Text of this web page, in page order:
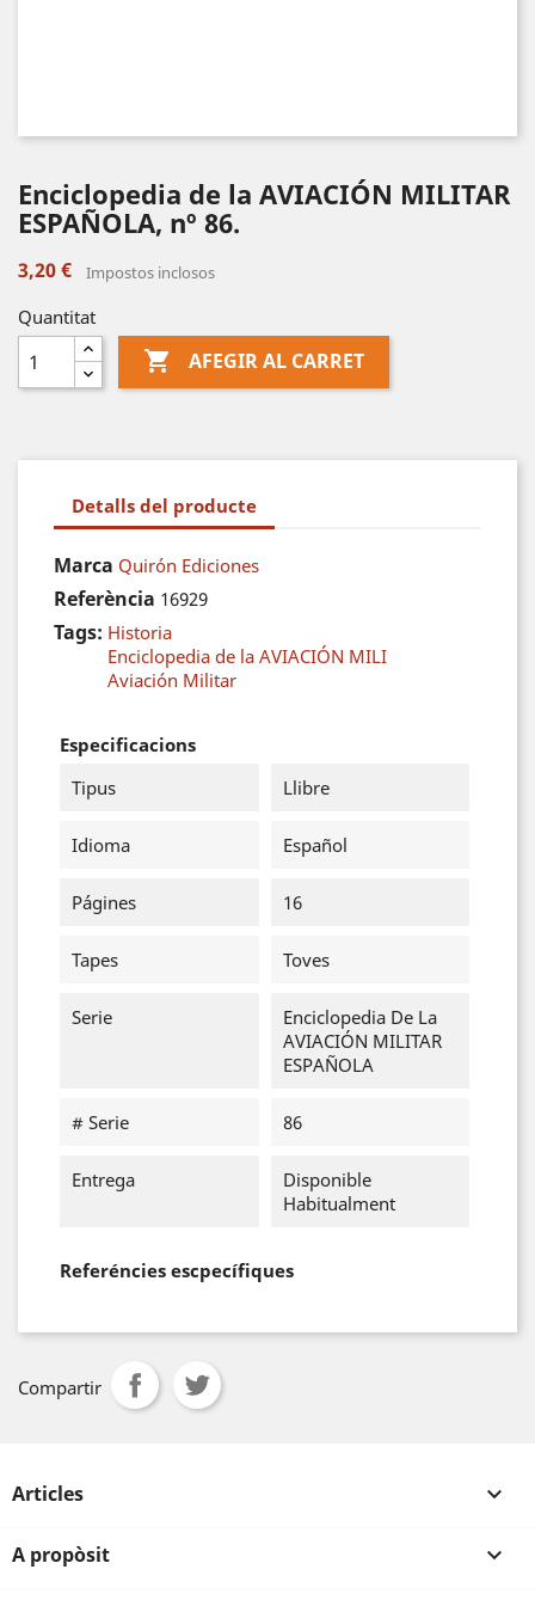
Enciclopedia de la AVIACIÓN MILITAR
ESPAÑOLA, nº 86.
3,20 € Impostos inclosos
Quantitat
 AFEGIR AL CARRET
Detalls del producte
Marca Quirón Ediciones
Referència 16929
Tags: Historia
Enciclopedia de la AVIACIÓN MILI
Aviación Militar
Especificacions
Tipus
Llibre
Idioma Español
Págines 16
Tapes Toves
Serie
Enciclopedia De La
AVIACIÓN MILITAR
ESPAÑOLA
# Serie 86
Entrega
Disponible
Habitualment
Referéncies escpecífiques
Compartir
Articles 
A propòsit 